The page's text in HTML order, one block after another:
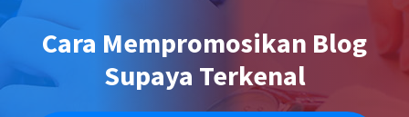
Cara Mempromosikan Blog
Supaya Terkenal